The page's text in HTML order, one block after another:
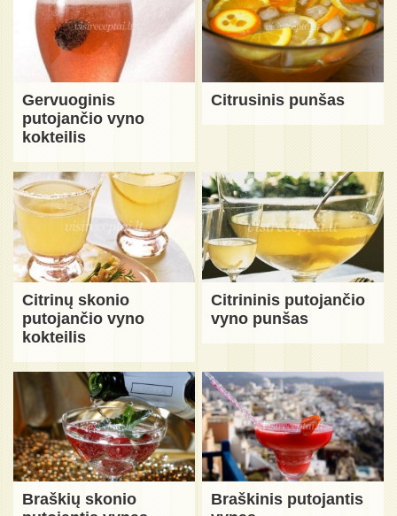
Gervuoginis
putojančio vyno
kokteilis
Citrusinis punšas
Citrinų skonio
putojančio vyno
kokteilis
Citrininis putojančio
vyno punšas
Braškių skonio
Braškinis putojantis